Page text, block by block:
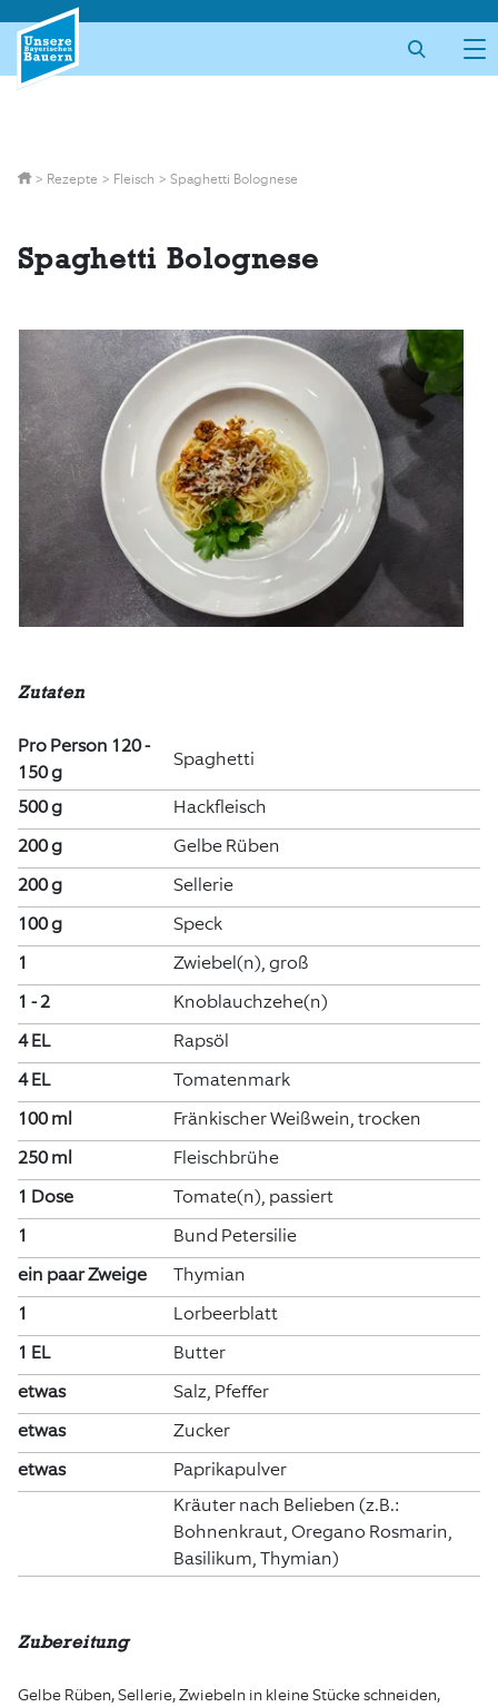
content
> Rezepte > Fleisch > Spaghetti Bolognese
Spaghetti Bolognese
Zutaten
Pro Person 120 -
150 g
Spaghetti
500 g
Hackfleisch
200 g
Gelbe Rüben
200 g
Sellerie
100 g
Speck
1
Zwiebel(n), groß
1 - 2
Knoblauchzehe(n)
4 EL
Rapsöl
4 EL
Tomatenmark
100 ml
Fränkischer Weißwein, trocken
250 ml
Fleischbrühe
1 Dose
Tomate(n), passiert
1
Bund Petersilie
ein paar Zweige
Thymian
1
Lorbeerblatt
1 EL
Butter
etwas
Salz, Pfeffer
etwas
Zucker
etwas
Paprikapulver
Kräuter nach Belieben (z.B.:
Bohnenkraut, Oregano Rosmarin,
Basilikum, Thymian)
Zubereitung
Gelbe Rüben, Sellerie, Zwiebeln in kleine Stücke schneiden,